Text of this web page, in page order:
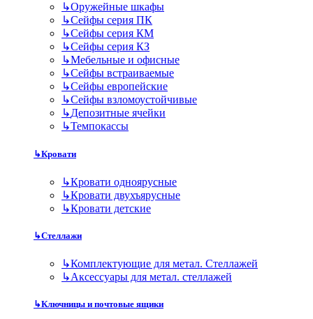
↳Оружейные шкафы
↳Сейфы серия ПК
↳Сейфы серия КМ
↳Сейфы серия КЗ
↳Мебельные и офисные
↳Сейфы встраиваемые
↳Сейфы европейские
↳Сейфы взломоустойчивые
↳Депозитные ячейки
↳Темпокассы
↳Кровати
↳Кровати одноярусные
↳Кровати двухъярусные
↳Кровати детские
↳Стеллажи
↳Комплектующие для метал. Стеллажей
↳Аксессуары для метал. стеллажей
↳Ключницы и почтовые ящики